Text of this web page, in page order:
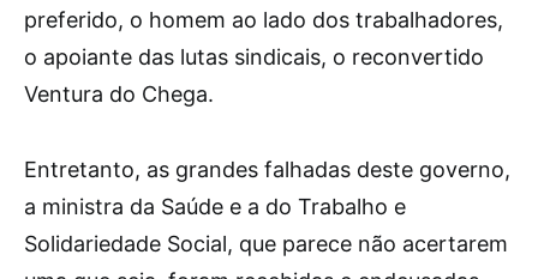
preferido, o homem ao lado dos trabalhadores,
o apoiante das lutas sindicais, o reconvertido
Ventura do Chega.
Entretanto, as grandes falhadas deste governo,
a ministra da Saúde e a do Trabalho e
Solidariedade Social, que parece não acertarem